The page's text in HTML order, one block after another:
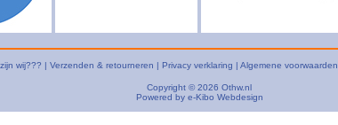
wij??? | Verzenden & retourneren | Privacy verklaring | Algemene voorwaarden
Copyright © 2026 Othw.nl
Powered by e-Kibo Webdesign